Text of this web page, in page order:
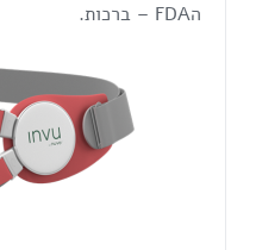
הFDA – ברכות.